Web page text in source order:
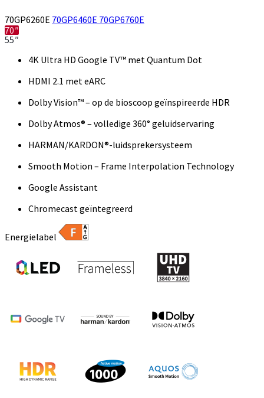
70GP6260E 70GP6460E 70GP6760E
70″
55″
4K Ultra HD Google TV™ met Quantum Dot
HDMI 2.1 met eARC
Dolby Vision™ – op de bioscoop geïnspireerde HDR
Dolby Atmos® – volledige 360° geluidservaring
HARMAN/KARDON®-luidsprekersysteem
Smooth Motion – Frame Interpolation Technology
Google Assistant
Chromecast geïntegreerd
Energielabel